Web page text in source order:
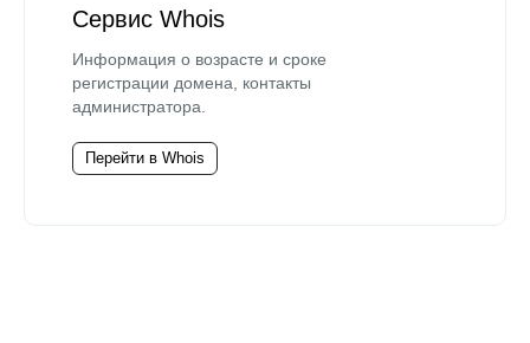
Сервис Whois
Информация о возрасте и сроке
регистрации домена, контакты
администратора.
Перейти в Whois